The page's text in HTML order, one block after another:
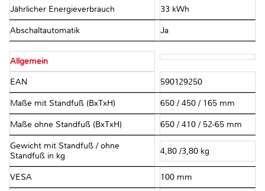
Jährlicher Energieverbrauch 33 kWh
Abschaltautomatik Ja
Allgemein
EAN 590129250
Maße mit Standfuß (BxTxH) 650 / 450 / 165 mm
Maße ohne Standfuß (BxTxH) 650 / 410 / 52-65 mm
Gewicht mit Standfuß / ohne
Standfuß in kg
4,80 /3,80 kg
VESA 100 mm